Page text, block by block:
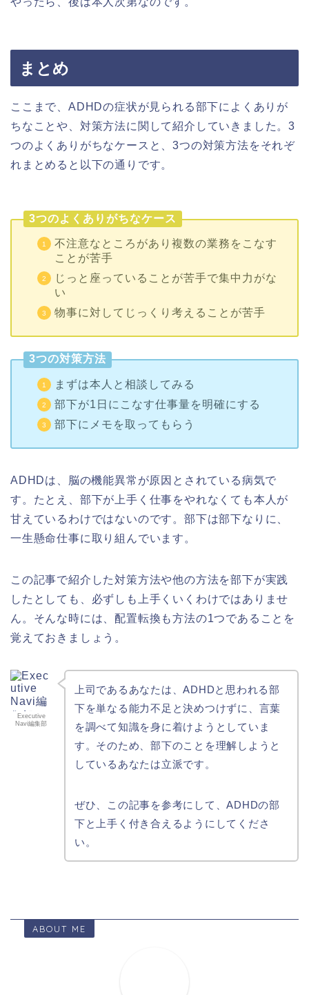
まとめ
ここまで、ADHDの症状が見られる部下によくありが
ちなことや、対策方法に関して紹介していきました。3
つのよくありがちなケースと、3つの対策方法をそれぞ
れまとめると以下の通りです。
3つのよくありがちなケース
不注意なところがあり複数の業務をこなす
ことが苦手
じっと座っていることが苦手で集中力がな
い
物事に対してじっくり考えることが苦手
3つの対策方法
まずは本人と相談してみる
部下が1日にこなす仕事量を明確にする
部下にメモを取ってもらう
ADHDは、脳の機能異常が原因とされている病気で
す。たとえ、部下が上手く仕事をやれなくても本人が
甘えているわけではないのです。部下は部下なりに、
一生懸命仕事に取り組んでいます。
この記事で紹介した対策方法や他の方法を部下が実践
したとしても、必ずしも上手くいくわけではありませ
ん。そんな時には、配置転換も方法の1つであることを
覚えておきましょう。
Executive
Navi編集部
上司であるあなたは、ADHDと思われる部
下を単なる能力不足と決めつけずに、言葉
を調べて知識を身に着けようとしていま
す。そのため、部下のことを理解しようと
しているあなたは立派です。
ぜひ、この記事を参考にして、ADHDの部
下と上手く付き合えるようにしてくださ
い。
ABOUT ME